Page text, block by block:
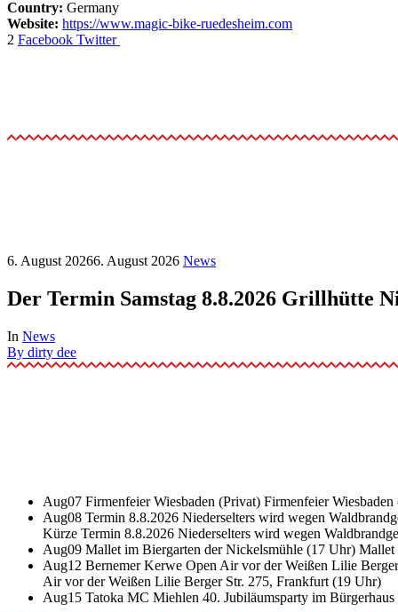
Country: Germany
Website: https://www.magic-bike-ruedesheim.com
2 Facebook Twitter
6. August 20266. August 2026 News
Der Termin Samstag 8.8.2026 Grillhütte
In News
By dirty dee
Aug07 Firmenfeier Wiesbaden (Privat) Firmenfeier Wiesbaden
Aug08 Termin 8.8.2026 Niederselters wird wegen
Kürze Termin 8.8.2026 Niederselters wird wegen
Aug09 Mallet im Biergarten der Nickelsmühle (17 Uhr) Mallet
Aug12 Bernemer Kerwe Open Air vor der Weißen Lilie
Air vor der Weißen Lilie Berger Str. 275, Frankfurt (19 Uhr)
Aug15 Tatoka MC Miehlen 40. Jubiläumsparty im